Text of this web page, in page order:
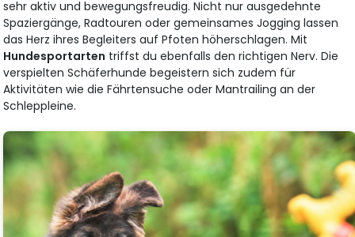
sehr aktiv und bewegungsfreudig. Nicht nur ausgedehnte
Spaziergänge, Radtouren oder gemeinsames Jogging lassen
das Herz ihres Begleiters auf Pfoten höherschlagen. Mit
Hundesportarten triffst du ebenfalls den richtigen Nerv. Die
verspielten Schäferhunde begeistern sich zudem für
Aktivitäten wie die Fährtensuche oder Mantrailing an der
Schleppleine.